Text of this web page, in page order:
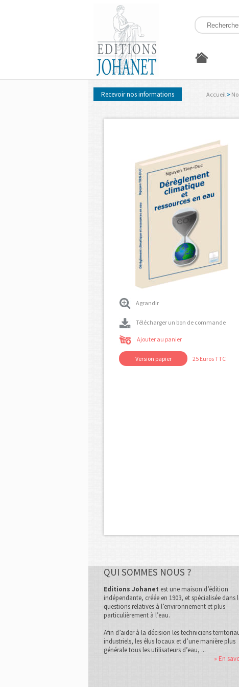
Recevoir nos informations Accueil >
Agrandir
Télécharger un bon de commande
Ajouter au panier
Version papier 25 Euros TTC
QUI SOMMES NOUS ?
Editions Johanet est une maison d’édition
indépendante, créée en 1903, et spécialisée dans
questions relatives à l’environnement et plus
particulièrement à l’eau.
Afin d’aider à la décision les techniciens
industriels, les élus locaux et d’une manière plus
générale tous les utilisateurs d’eau, ...
» En